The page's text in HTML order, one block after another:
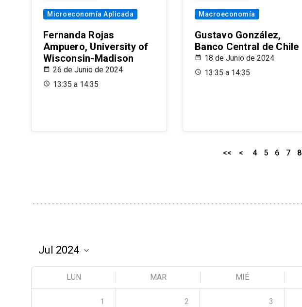
Microeconomía Aplicada
Fernanda Rojas
Ampuero, University of
Wisconsin-Madison
26 de Junio de 2024
13:35 a 14:35
Macroeconomía
Gustavo González,
Banco Central de Chile
18 de Junio de 2024
13:35 a 14:35
<< < 4 5 6 7 8
LUN MAR MIÉ
1 2 3